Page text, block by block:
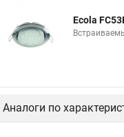
Ecola
Аналоги по